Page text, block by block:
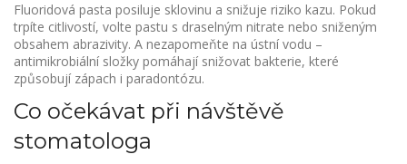
Fluoridová pasta posiluje sklovinu a snižuje riziko kazu. Pokud
trpíte citlivostí, volte pastu s draselným nitrate nebo sniženým
obsahem abrazivity. A nezapomeňte na ústní vodu –
antimikrobiální složky pomáhají snižovat bakterie, které
způsobují zápach i paradontózu.
Co očekávat při návštěvě
stomatologa